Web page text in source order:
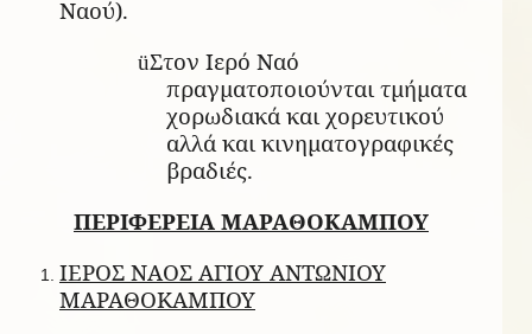
Ναού).
üΣτον Ιερό Ναό
πραγματοποιούνται τμήματα
χορωδιακά και χορευτικού
αλλά και κινηματογραφικές
βραδιές.
ΠΕΡΙΦΕΡΕΙΑ ΜΑΡΑΘΟΚΑΜΠΟΥ
ΙΕΡΟΣ ΝΑΟΣ ΑΓΙΟΥ ΑΝΤΩΝΙΟΥ
ΜΑΡΑΘΟΚΑΜΠΟΥ